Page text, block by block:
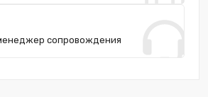
сопровождения